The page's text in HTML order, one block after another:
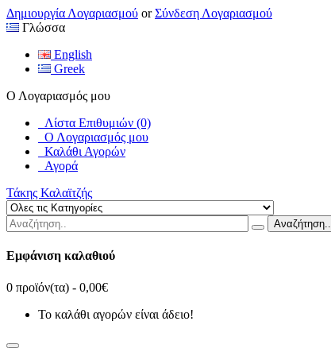
Δημιουργία Λογαριασμού orΣύνδεση Λογαριασμού
Γλώσσα
English
Greek
Ο Λογαριασμός μου
Λίστα Επιθυμιών (0)
Ο Λογαριασμός μου
Καλάθι Αγορών
Αγορά
Τάκης Καλαϊτζής
Αναζήτηση..
Εμφάνιση καλαθιού
0 προϊόν(τα) - 0,00€
Το καλάθι αγορών είναι άδειο!